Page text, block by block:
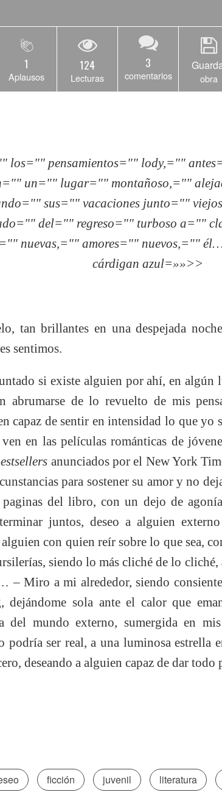
1
Aplausos
124
Lecturas
3
comentarios obra
los="" pensamientos="" lody,=""
un="" lugar="" montañoso,=""
sus="" vacaciones junto=""
del="" regreso="" turboso a=""
nuevas,="" amores="" nuevos,=""
cárdigan azul=»»>>
tan brillantes en una despejada
sentimos.
si existe alguien por ahí, en
abrumarse de lo revuelto de mis
capaz de sentir en intensidad lo que yo
en las películas románticas de
anunciados por el New York
para sostener su amor y no
del libro, con un dejo de
juntos, deseo a alguien
con quien reír sobre lo que sea,
siendo lo más cliché de lo
– Miro a mi alrededor, siendo
dejándome sola ante el calor que
del mundo externo, sumergida en
podría ser real, a una luminosa estrella
deseando a alguien capaz de dar todo
ficción juvenil literatura